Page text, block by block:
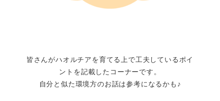
皆さんがハオルチアを育てる上で工夫しているポイ
ントを記載したコーナーです。
自分と似た環境方のお話は参考になるかも♪